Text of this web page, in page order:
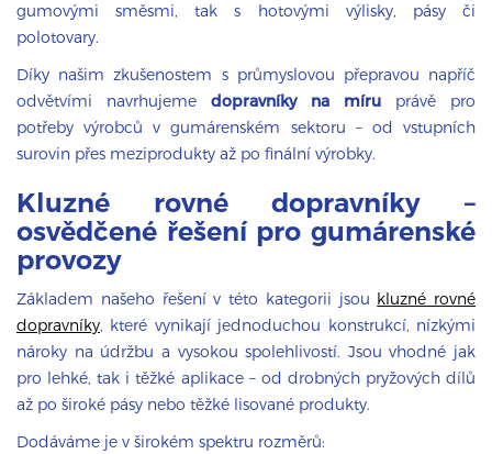
gumovými směsmi, tak s hotovými výlisky, pásy či
polotovary.
Díky našim zkušenostem s průmyslovou přepravou napříč
odvětvími navrhujeme dopravníky na míru právě pro
potřeby výrobců v gumárenském sektoru – od vstupních
surovin přes meziprodukty až po finální výrobky.
Kluzné rovné dopravníky –
osvědčené řešení pro gumárenské
provozy
Základem našeho řešení v této kategorii jsou kluzné rovné
dopravníky, které vynikají jednoduchou konstrukcí, nízkými
nároky na údržbu a vysokou spolehlivostí. Jsou vhodné jak
pro lehké, tak i těžké aplikace – od drobných pryžových dílů
až po široké pásy nebo těžké lisované produkty.
Dodáváme je v širokém spektru rozměrů: